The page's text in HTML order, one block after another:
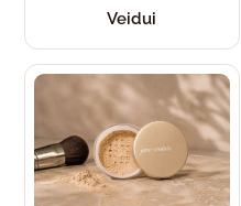
Veidui